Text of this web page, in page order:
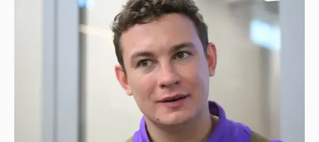
Никита Кологривый высказался насчёт